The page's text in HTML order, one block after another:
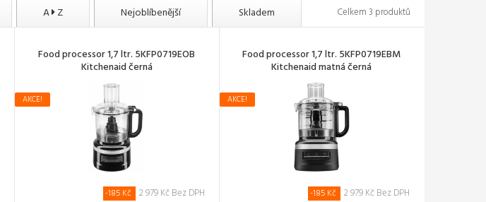
A Z Nejoblíbenější Skladem Celkem 3 produktů
Food processor 1,7 ltr. 5KFP0719EOB
Kitchenaid černá
AKCE!
-185 Kč 2 979 Kč Bez DPH
Food processor 1,7 ltr. 5KFP0719EBM
Kitchenaid matná černá
AKCE!
-185 Kč 2 979 Kč Bez DPH